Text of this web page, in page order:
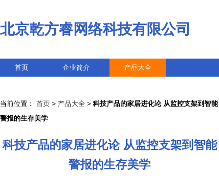
北京乾方睿网络科技有限公司
首页 企业简介 产品大全
当前位置： 首页 > 产品大全 > 科技产品的家居进化论 从监控支架到智能
警报的生存美学
科技产品的家居进化论 从监控支架到智能
警报的生存美学